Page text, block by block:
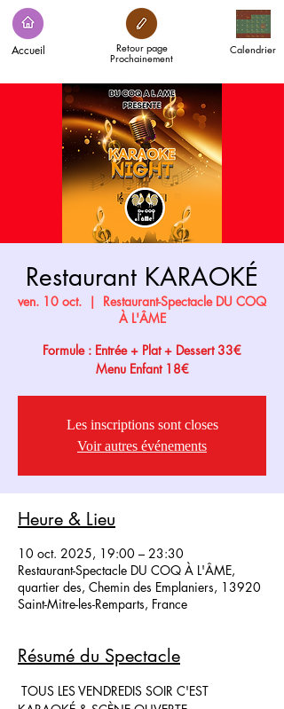
Accueil Calendrier
Retour page
Prochainement
Restaurant KARAOKÉ
ven. 10 oct.
  |
Restaurant-Spectacle DU COQ
À L'ÂME
Formule : Entrée + Plat + Dessert 33€
Menu Enfant 18€
Les inscriptions sont closes
Voir autres événements
Heure & Lieu
10 oct. 2025, 19:00 – 23:30
Restaurant-Spectacle DU COQ À L'ÂME,
quartier des, Chemin des Emplaniers, 13920
Saint-Mitre-les-Remparts, France
Résumé du Spectacle
TOUS LES VENDREDIS SOIR C'EST